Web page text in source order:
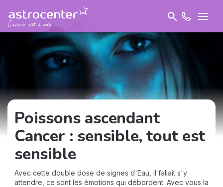
Poissons ascendant
Cancer : sensible, tout est
sensible
Avec cette double dose de signes d'Eau, il fallait s'y
attendre, ce sont les émotions qui débordent. Avec vous la